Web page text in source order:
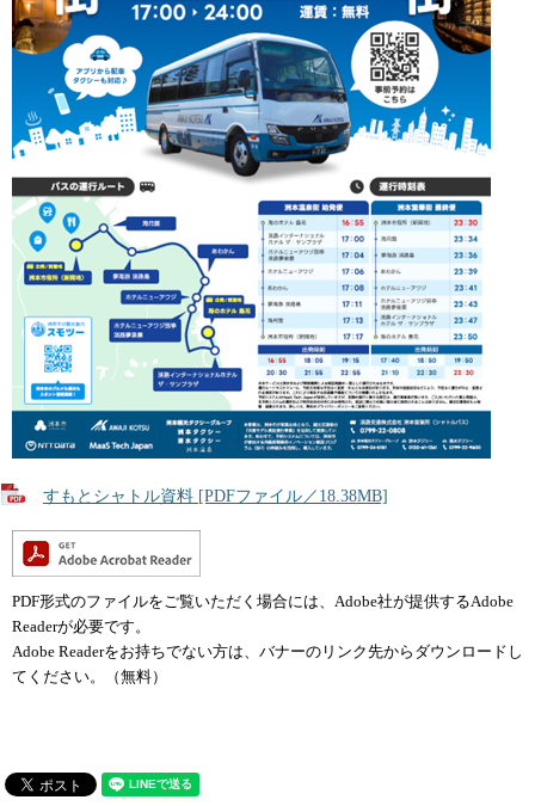
すもとシャトル資料 [PDFファイル／18.38MB]
PDF形式のファイルをご覧いただく場合には、Adobe社が提供するAdobe
Readerが必要です。
Adobe Readerをお持ちでない方は、バナーのリンク先からダウンロードし
てください。（無料）